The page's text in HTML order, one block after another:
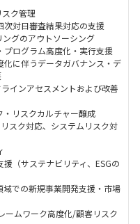
ク管理
対日審査結果対応の支援
グのアウトソーシング
ログラム高度化・実行支援
に伴うデータガバナンス・デ
ンアセスメントおよび改善
リスクカルチャー醸成
ク対応、システムリスク対
（サステナビリティ、ESGの
での新規事業開発支援・市場
ムワーク高度化/顧客リスク